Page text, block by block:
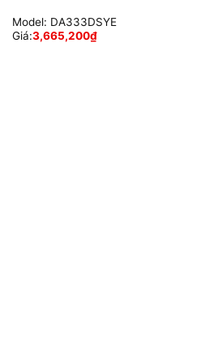
Model: DA333DSYE
Giá:3,665,200₫